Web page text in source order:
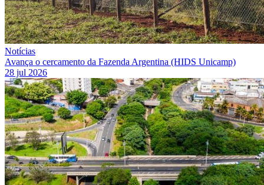
Notícias
Avança o cercamento da Fazenda Argentina (HIDS Unicamp)
28 jul 2026